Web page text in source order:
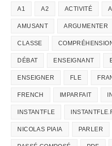
A1 A2 ACTIVITÉ
AMUSANT ARGUMENTER
CLASSE
DÉBAT ENSEIGNANT
ENSEIGNER FLE
FRENCH IMPARFAIT
INSTANTFLE
NICOLAS PIAIA PARLER